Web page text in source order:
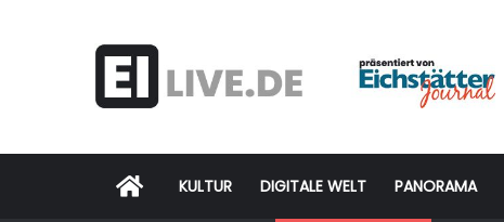
Startseite
KULTUR DIGITALE WELT PANORAMA